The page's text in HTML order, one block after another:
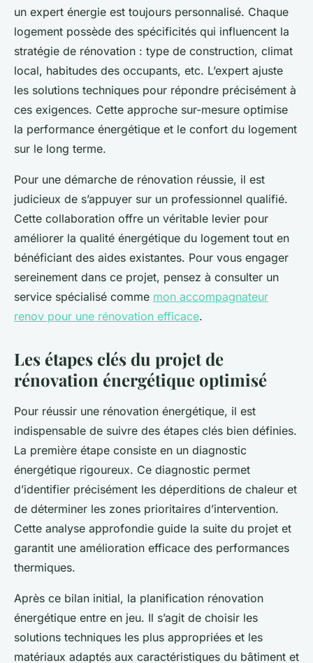
un expert énergie est toujours personnalisé. Chaque
logement possède des spécificités qui influencent la
stratégie de rénovation : type de construction, climat
local, habitudes des occupants, etc. L’expert ajuste
les solutions techniques pour répondre précisément à
ces exigences. Cette approche sur-mesure optimise
la performance énergétique et le confort du logement
sur le long terme.
Pour une démarche de rénovation réussie, il est
judicieux de s’appuyer sur un professionnel qualifié.
Cette collaboration offre un véritable levier pour
améliorer la qualité énergétique du logement tout en
bénéficiant des aides existantes. Pour vous engager
sereinement dans ce projet, pensez à consulter un
service spécialisé comme mon accompagnateur
renov pour une rénovation efficace.
Les étapes clés du projet de
rénovation énergétique optimisé
Pour réussir une rénovation énergétique, il est
indispensable de suivre des étapes clés bien définies.
La première étape consiste en un diagnostic
énergétique rigoureux. Ce diagnostic permet
d’identifier précisément les déperditions de chaleur et
de déterminer les zones prioritaires d’intervention.
Cette analyse approfondie guide la suite du projet et
garantit une amélioration efficace des performances
thermiques.
Après ce bilan initial, la planification rénovation
énergétique entre en jeu. Il s’agit de choisir les
solutions techniques les plus appropriées et les
matériaux adaptés aux caractéristiques du bâtiment et